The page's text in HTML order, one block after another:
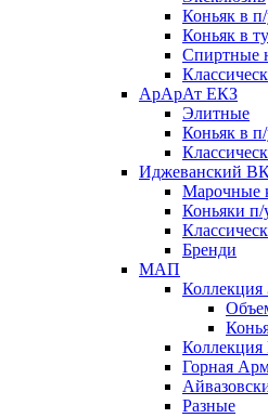
Коньяк в
Коньяк в
Спиртные
АрАрАт ЕКЗ
Элитные
Коньяк в
Иджеванский
Марочные
Коньяки п/
Бренди
МАП
Коллекция
Коллекция
Горная
Разные